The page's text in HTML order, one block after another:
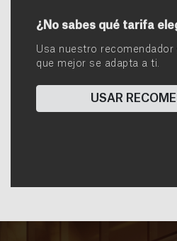
¿No sabes qué tarifa
Usa nuestro
que mejor se adapta a ti.
USAR